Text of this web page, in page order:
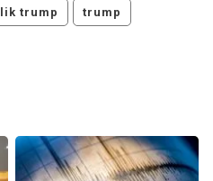
trump trump